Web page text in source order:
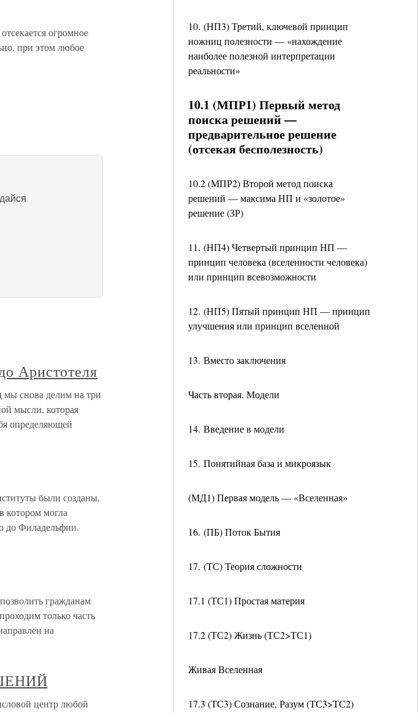
10. (НП3) Третий, ключевой принцип
ножниц полезности — «нахождение
наиболее полезной интерпретации
реальности»
10.1 (МПР1) Первый метод
поиска решений —
предварительное решение
(отсекая бесполезность)
10.2 (МПР2) Второй метод поиска
решений — максима НП и «золотое»
решение (ЗР)
11. (НП4) Четвертый принцип НП —
принцип человека (вселенности человека)
или принцип всевозможности
12. (НП5) Пятый принцип НП — принцип
улучшения или принцип вселенной
13. Вместо заключения
Часть вторая. Модели
14. Введение в модели
15. Понятийная база и микроязык
(МД1) Первая модель — «Вселенная»
16. (ПБ) Поток Бытия
17. (ТС) Теория сложности
17.1 (ТС1) Простая материя
17.2 (ТС2) Жизнь (ТС2>ТС1)
Живая Вселенная
17.3 (ТС3) Сознание, Разум (ТС3>ТС2)
огромное
при этом любое
Аристотеля
мы снова делим на три
мысли, которая
определяющей
были созданы,
котором могла
до Филадельфии.
гражданам
только часть
на
центр любой